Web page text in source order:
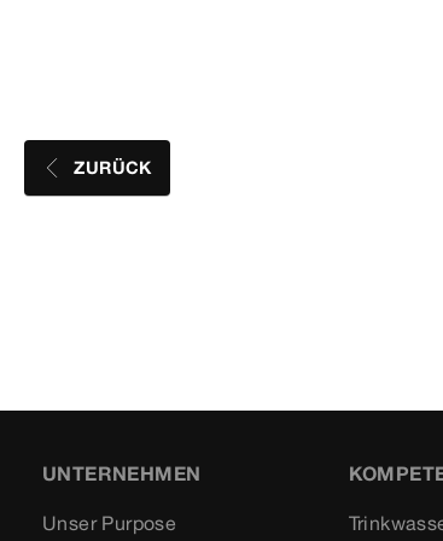
ZURÜCK
UNTERNEHMEN
Unser Purpose